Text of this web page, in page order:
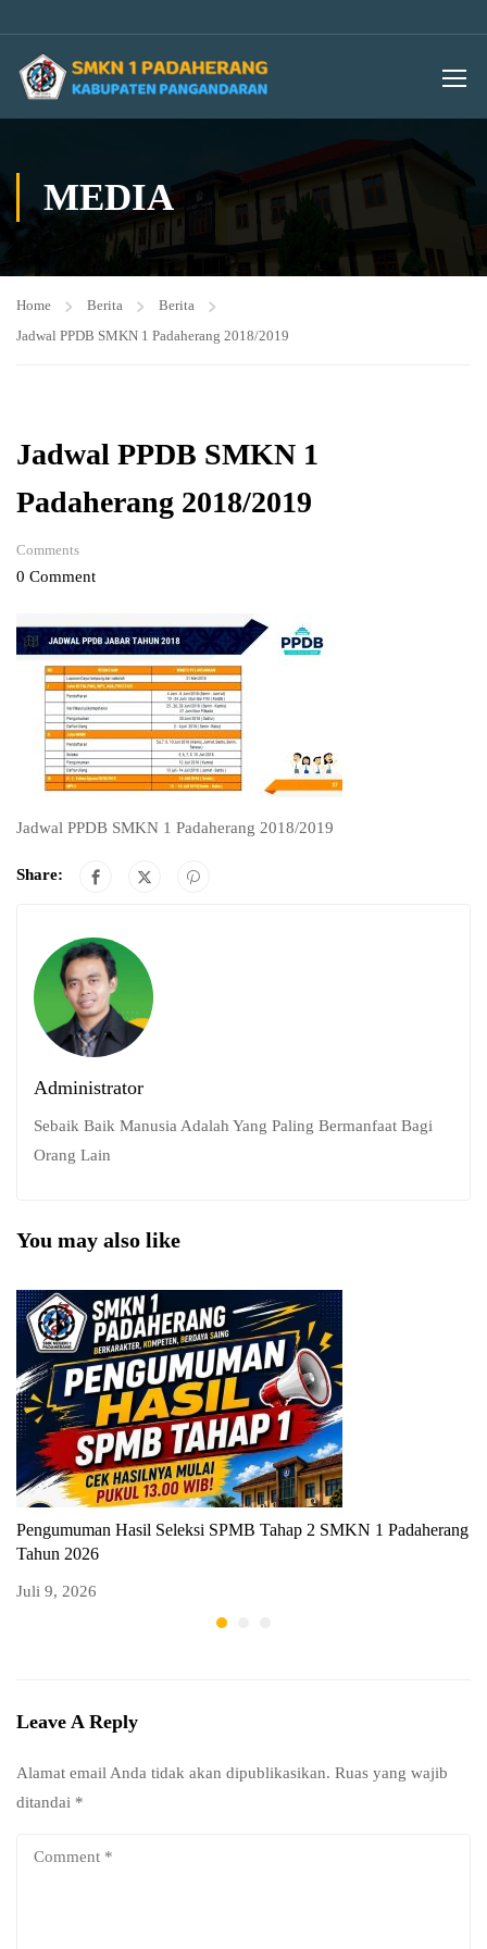
MEDIA
Home Berita
Berita
Jadwal PPDB SMKN 1 Padaherang 2018/2019
Jadwal PPDB SMKN 1
Padaherang 2018/2019
Comments
0 Comment
Jadwal PPDB SMKN 1 Padaherang 2018/2019
Share:
Administrator
Sebaik Baik Manusia Adalah Yang Paling Bermanfaat Bagi
Orang Lain
You may also like
Pengumuman Hasil Seleksi SPMB Tahap 2 SMKN 1 Padaherang
Tahun 2026
Juli 9, 2026
Leave A Reply
Alamat email Anda tidak akan dipublikasikan. Ruas yang wajib
ditandai *